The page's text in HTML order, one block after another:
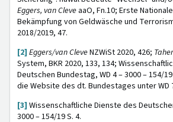
Eggers, van Cleve aaO, Fn.10; Erste
Bekämpfung von Geldwäsche und
2018/2019, 47.
[2] Eggers/van CleveNZWiSt 2020, 426;
System, BKR 2020, 133, 134;
Deutschen Bundestag, WD 4 – 3000 – 154/
die Website des dt. Bundestages unter WD
[3] Wissenschaftliche Dienste des
3000 – 154/19 S. 4.